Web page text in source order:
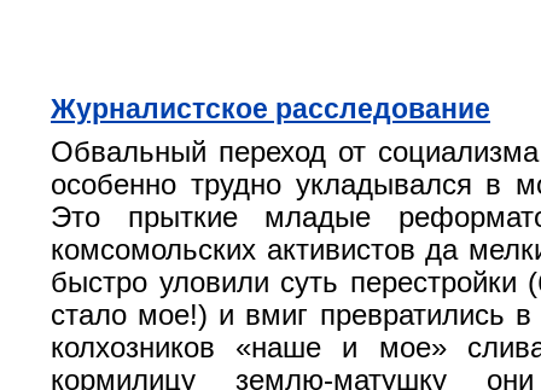
Журналистское расследование
Обвальный переход от
особенно трудно укладывался в
Это прыткие младые
комсомольских активистов да
быстро уловили суть
стало мое!) и вмиг превратились в
колхозников «наше и мое»
кормилицу землю-матушку